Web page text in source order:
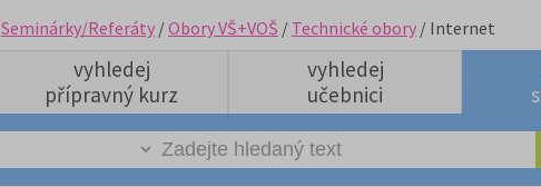
Seminárky/Referáty /Obory VŠ+VOŠ / Technické obory / Internet
vyhledej
přípravný kurz
vyhledej
učebnici